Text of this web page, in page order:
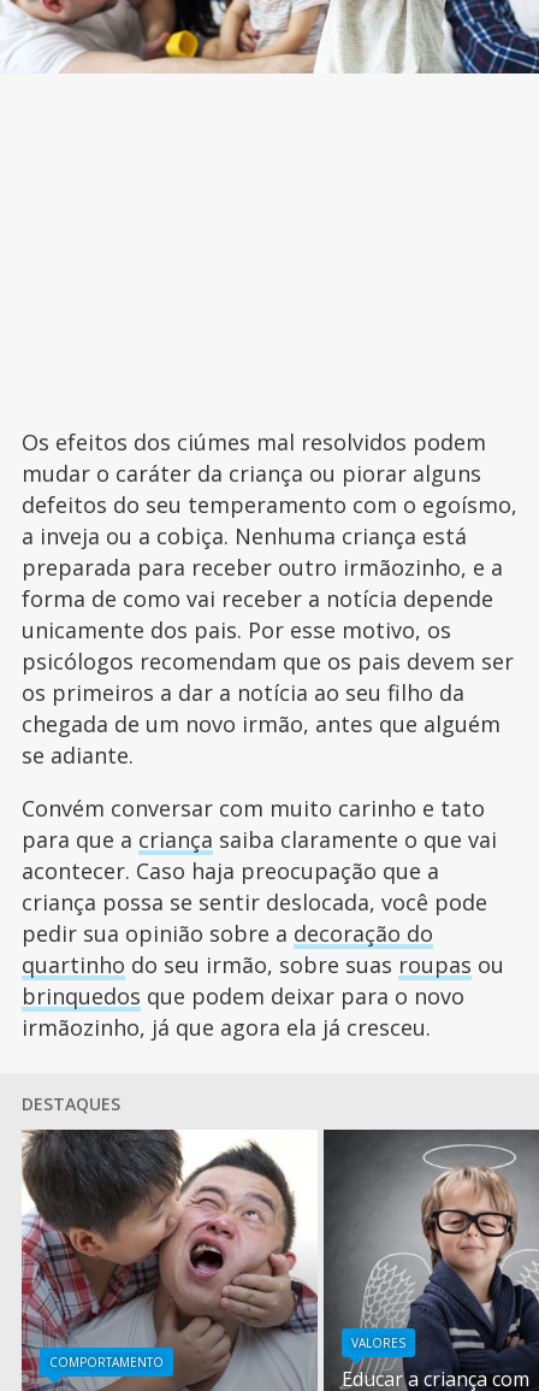
Os efeitos dos ciúmes mal resolvidos podem
mudar o caráter da criança ou piorar alguns
defeitos do seu temperamento com o egoísmo,
a inveja ou a cobiça. Nenhuma criança está
preparada para receber outro irmãozinho, e a
forma de como vai receber a notícia depende
unicamente dos pais. Por esse motivo, os
psicólogos recomendam que os pais devem ser
os primeiros a dar a notícia ao seu filho da
chegada de um novo irmão, antes que alguém
se adiante.
Convém conversar com muito carinho e tato
para que a criança saiba claramente o que vai
acontecer. Caso haja preocupação que a
criança possa se sentir deslocada, você pode
pedir sua opinião sobre a decoração do
quartinho do seu irmão, sobre suas roupas ou
brinquedos que podem deixar para o novo
irmãozinho, já que agora ela já cresceu.
DESTAQUES
COMPORTAMENTO
VALORES
Educar a criança com